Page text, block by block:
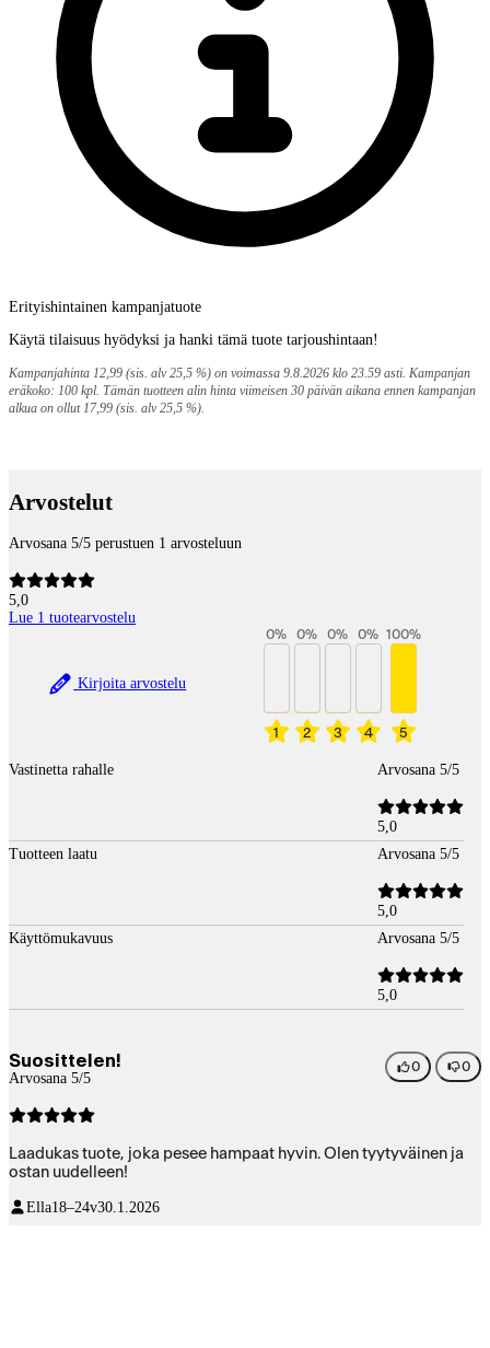
Erityishintainen kampanjatuote
Käytä tilaisuus hyödyksi ja hanki tämä tuote tarjoushintaan!
Kampanjahinta 12,99 (sis. alv 25,5 %) on voimassa 9.8.2026 klo 23.59 asti. Kampanjan
eräkoko: 100 kpl. Tämän tuotteen alin hinta viimeisen 30 päivän aikana ennen kampanjan
alkua on ollut 17,99 (sis. alv 25,5 %).
Arvostelut
Arvosana 5/5 perustuen 1 arvosteluun
5,0
Lue 1 tuotearvostelu
Kirjoita arvostelu
1
0%
2
0%
3
0%
4
0%
5
100%
Vastinetta rahalle Arvosana 5/5
5,0
Tuotteen laatu
Arvosana 5/5
5,0
Käyttömukavuus
Arvosana 5/5
5,0
Suosittelen!
Arvosana 5/5
0 0
Laadukas tuote, joka pesee hampaat hyvin. Olen tyytyväinen ja
ostan uudelleen!
Ella18–24v30.1.2026